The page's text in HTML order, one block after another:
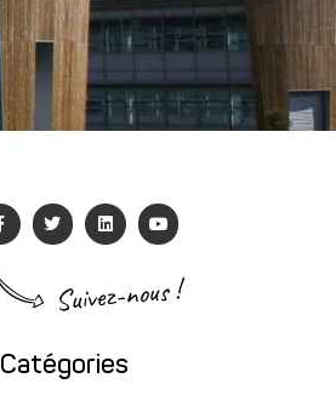
Suivez-nous !
Catégories